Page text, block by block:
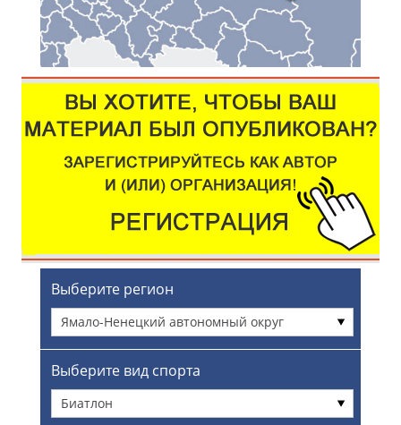
Выберите регион
Ямало-Ненецкий автономный округ
Выберите вид спорта
Биатлон